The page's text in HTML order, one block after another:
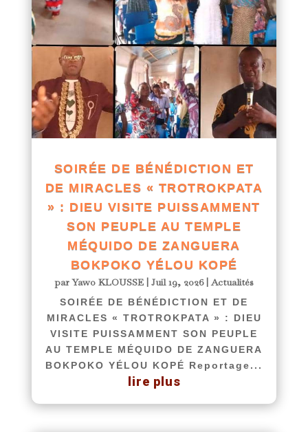
SOIRÉE DE BÉNÉDICTION ET
DE MIRACLES « TROTROKPATA
» : DIEU VISITE PUISSAMMENT
SON PEUPLE AU TEMPLE
MÉQUIDO DE ZANGUERA
BOKPOKO YÉLOU KOPÉ
parYawo KLOUSSE| Juil 19, 2026|Actualités
SOIRÉE DE BÉNÉDICTION ET DE
MIRACLES « TROTROKPATA » : DIEU
VISITE PUISSAMMENT SON PEUPLE
AU TEMPLE MÉQUIDO DE ZANGUERA
BOKPOKO YÉLOU KOPÉ Reportage...
lire plus